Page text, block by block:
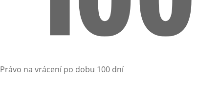
Právo na vrácení po dobu 100 dní